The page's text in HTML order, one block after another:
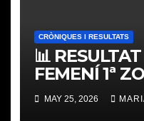
CRÒNIQUES I RESULTATS
📊
FEMENÍ 1ª
MAY 25, 2026